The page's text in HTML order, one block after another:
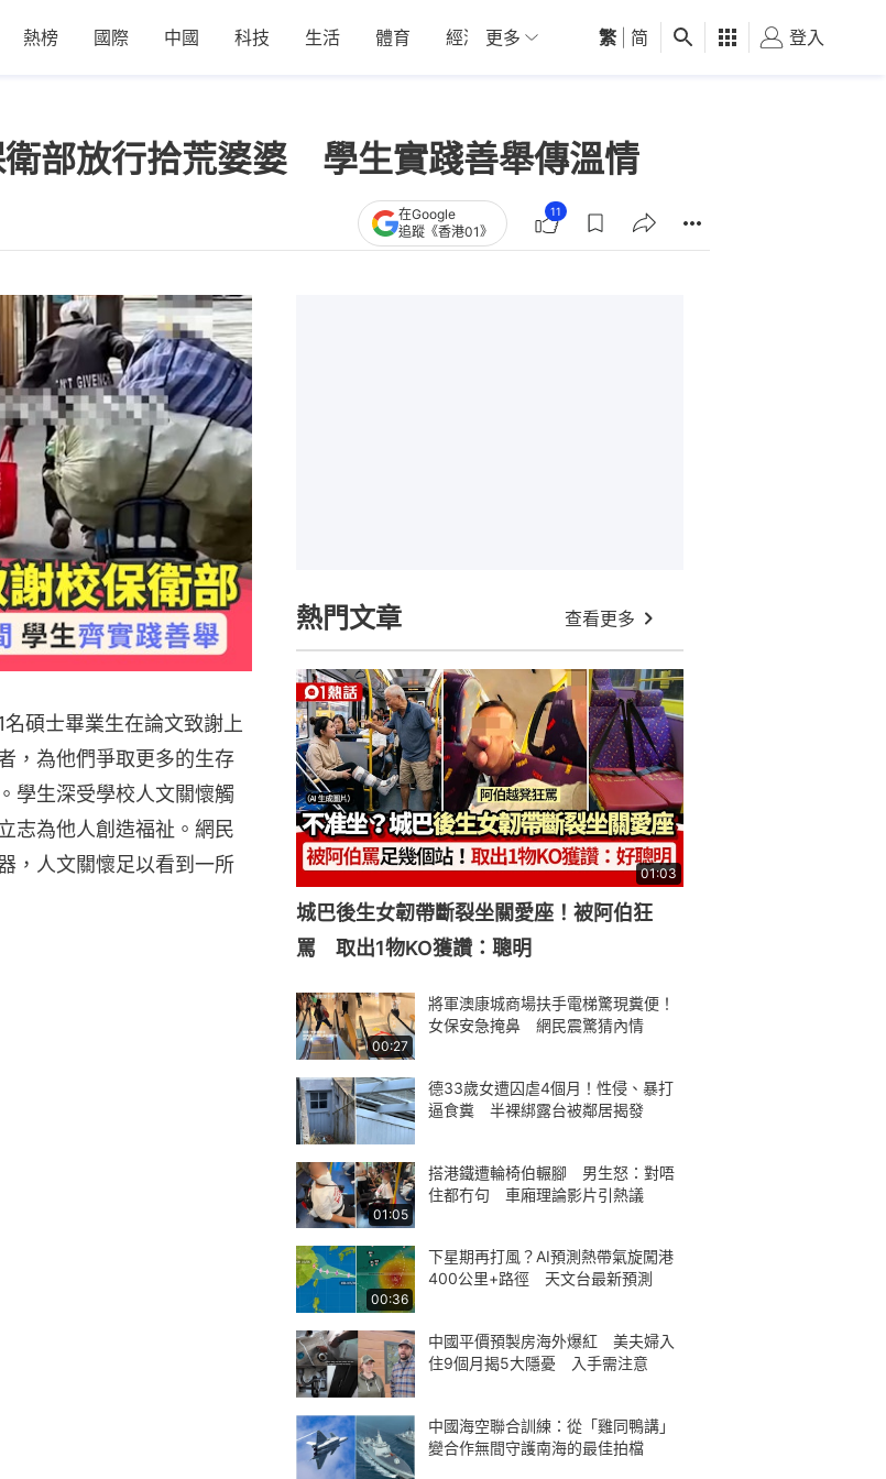
熱榜 國際 中國 科技 生活 體育 經濟 01深圳 觀點 健康 好食玩飛
更多 繁 简 登入
部放行拾荒婆婆 學生實踐善舉傳溫情
在Google
追蹤《香港01》
11
碩士畢業生在論文致謝上
，為他們爭取更多的生存
學生深受學校人文關懷觸
志為他人創造福祉。網民
，人文關懷足以看到一所
熱門文章 查看更多
01:03
城巴後生女韌帶斷裂坐關愛座！被阿伯狂
罵 取出1物KO獲讚：聰明
00:27
將軍澳康城商場扶手電梯驚現糞便！
女保安急掩鼻 網民震驚猜內情
德33歲女遭囚虐4個月！性侵、暴打
逼食糞 半裸綁露台被鄰居揭發
01:05
搭港鐵遭輪椅伯輾腳 男生怒：對唔
住都冇句 車廂理論影片引熱議
00:36
下星期再打風？AI預測熱帶氣旋闖港
400公里+路徑 天文台最新預測
中國平價預製房海外爆紅 美夫婦入
住9個月揭5大隱憂 入手需注意
中國海空聯合訓練：從「雞同鴨講」
變合作無間守護南海的最佳拍檔